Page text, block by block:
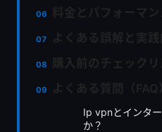
Ip vpnとインタ
か？